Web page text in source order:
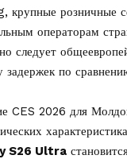
крупные розничные
операторам
следует
задержек по
CES 2026 для
S26 Ultra